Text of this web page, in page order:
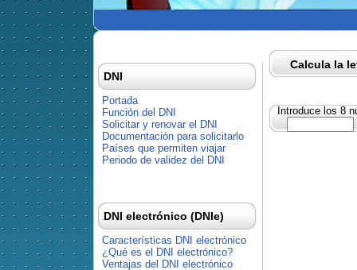
Calcula la
Introduce los 8
DNI
Portada
Función del DNI
Solicitar y renovar el DNI
Documentación para solicitarlo
Países que permiten viajar
Periodo de validez del DNI
DNI electrónico (DNIe)
Características DNI electrónico
¿Qué es el DNI electrónico?
Ventajas del DNI electrónico